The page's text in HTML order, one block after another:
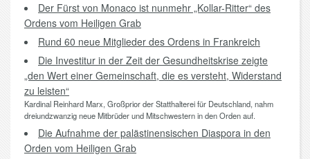
Der Fürst von Monaco ist nunmehr „Kollar-Ritter“ des
Ordens vom Heiligen Grab
Rund 60 neue Mitglieder des Ordens in Frankreich
Die Investitur in der Zeit der Gesundheitskrise zeigte
„den Wert einer Gemeinschaft, die es versteht, Widerstand
zu leisten“
Kardinal Reinhard Marx, Großprior der Statthalterei für Deutschland, nahm
dreiundzwanzig neue Mitbrüder und Mitschwestern in den Orden auf.
Die Aufnahme der palästinensischen Diaspora in den
Orden vom Heiligen Grab